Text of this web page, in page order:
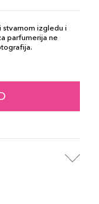
izgledu i
parfumerija ne